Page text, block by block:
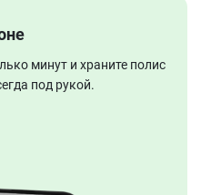
минут и храните полис
под рукой.